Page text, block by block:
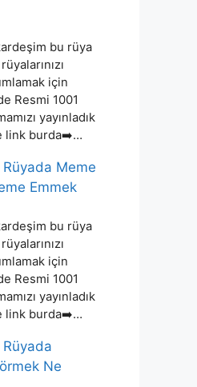
bu rüya
için
Resmi 1001
yayınladık
link burda➡️…
Rüyada Meme
Emmek
bu rüya
için
Resmi 1001
yayınladık
link burda➡️…
Rüyada
Ne